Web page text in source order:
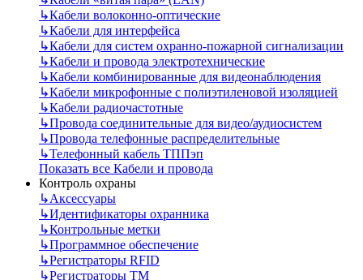
↳Кабели волоконно-оптические
↳Кабели для интерфейса
↳Кабели для систем охранно-пожарной сигнализации
↳Кабели и провода электротехнические
↳Кабели комбинированные для видеонаблюдения
↳Кабели микрофонные с полиэтиленовой изоляцией
↳Кабели радиочастотные
↳Провода соединительные для видео/аудиосистем
↳Провода телефонные распределительные
↳Телефонный кабель ТППэп
Показать все Кабели и провода
Контроль охраны
↳Аксессуары
↳Идентификаторы охранника
↳Контрольные метки
↳Программное обеспечение
↳Регистраторы RFID
↳Регистраторы ТМ